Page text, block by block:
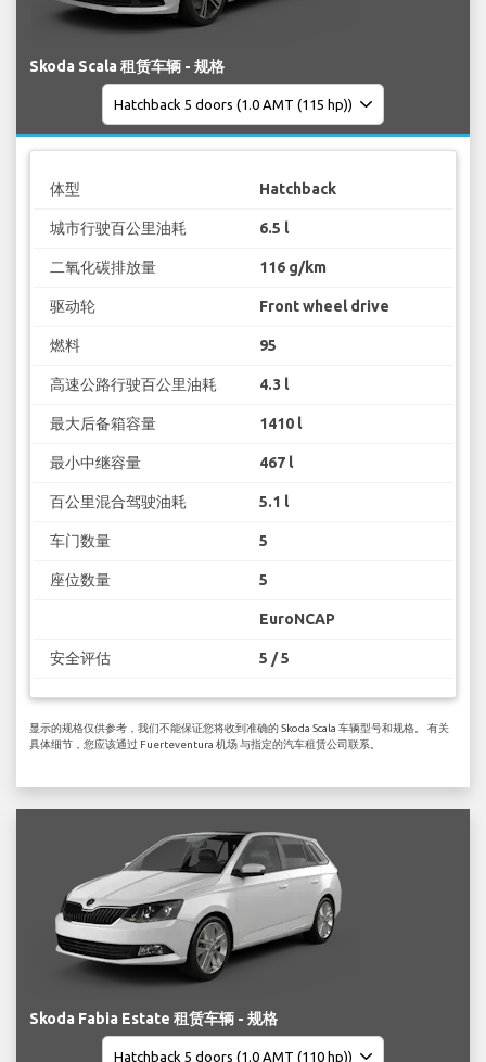
Skoda Scala 租赁车辆 - 规格
体型 Hatchback
城市行驶百公里油耗 6.5 l
二氧化碳排放量 116 g/km
驱动轮 Front wheel drive
燃料 95
高速公路行驶百公里油耗 4.3 l
最大后备箱容量 1410 l
最小中继容量 467 l
百公里混合驾驶油耗 5.1 l
车门数量 5
座位数量 5
EuroNCAP
安全评估 5 / 5
显示的规格仅供参考，我们不能保证您将收到准确的 Skoda Scala 车辆型号和规格。 有关
具体细节，您应该通过 Fuerteventura 机场 与指定的汽车租赁公司联系。
Skoda Fabia Estate 租赁车辆 - 规格